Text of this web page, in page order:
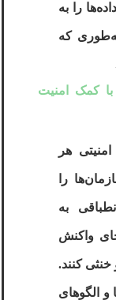
را به
که
کمک امنیت
هر
را
به
واکنش
کنند.
و الگوهای